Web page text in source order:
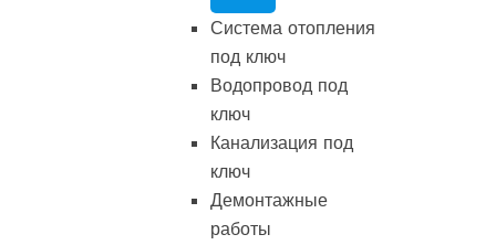
Система отопления
под ключ
Водопровод под
ключ
Канализация под
ключ
Демонтажные
работы